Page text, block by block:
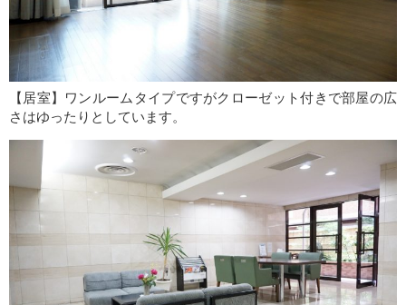
【居室】ワンルームタイプですがクローゼット付きで部屋の広
さはゆったりとしています。